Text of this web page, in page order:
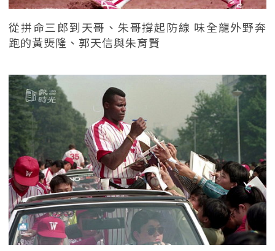
從拼命三郎到天哥、朱哥撐起防線 味全龍外野奔
跑的黃煚隆、郭天信與朱育賢